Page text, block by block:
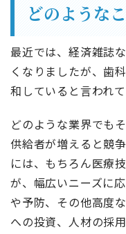
どのような
最近では、経済雑誌
くなりましたが、歯
和していると言われて
どのような業界でも
供給者が増えると競
には、もちろん医療
が、幅広いニーズに
や予防、その他高度
への投資、人材の採